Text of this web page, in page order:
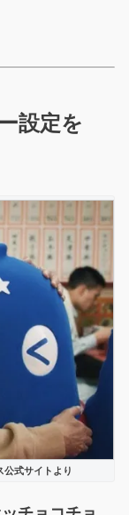
設定を
公式サイトより